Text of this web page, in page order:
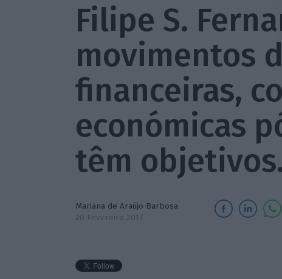
Filipe S.
movimentos
financeiras,
económicas
têm
Mariana de Araújo Barbosa
20 Fevereiro 2017